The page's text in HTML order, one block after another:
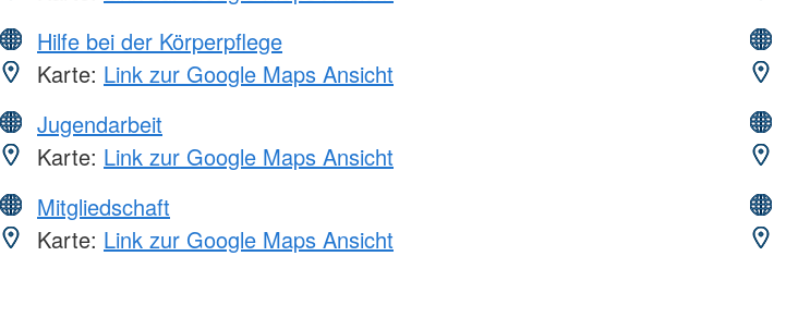
Hilfe bei der Körperpflege
Karte: Link zur Google Maps Ansicht
Jugendarbeit
Karte: Link zur Google Maps Ansicht
Mitgliedschaft
Karte: Link zur Google Maps Ansicht